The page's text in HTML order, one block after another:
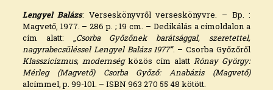
Lengyel Balázs: Verseskönyvről verseskönyvre. – Bp. :
Magvető, 1977. – 286 p. ; 19 cm. – Dedikálás a címoldalon a
cím alatt: „Csorba Győzőnek barátsággal, szeretettel,
nagyrabecsüléssel Lengyel Balázs 1977”. – Csorba Győzőről
Klasszicizmus, modernségközös cím alattRónay György:
Mérleg (Magvető) Csorba Győző: Anabázis (Magvető)
alcímmel, p. 99-101. – ISBN 963 270 55 48 kötött.